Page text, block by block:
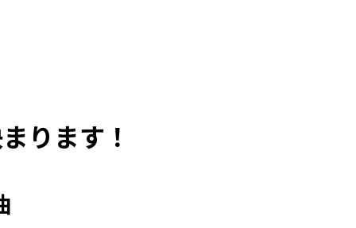
ります！